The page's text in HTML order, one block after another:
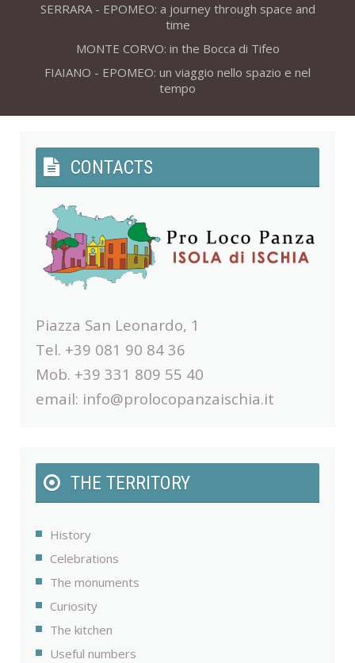
SERRARA - EPOMEO: a journey through space and
time
MONTE CORVO: in the Bocca di Tifeo
FIAIANO - EPOMEO: un viaggio nello spazio e nel
tempo
CONTACTS
Piazza San Leonardo, 1
Tel. +39 081 90 84 36
Mob. +39 331 809 55 40
email: info@prolocopanzaischia.it
THE TERRITORY
History
Celebrations
The monuments
Curiosity
The kitchen
Useful numbers